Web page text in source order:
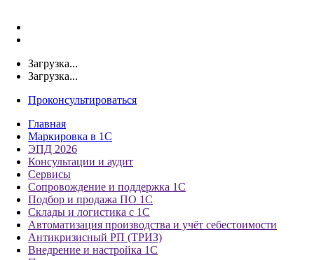
Загрузка...
Загрузка...
Проконсультироваться
Главная
Маркировка в 1С
ЭПД 2026
Консультации и аудит
Сервисы
Сопровождение и поддержка 1С
Подбор и продажа ПО 1С
Склады и логистика с 1С
Автоматизация производства и учёт себестоимости
Антикризисный РП (ТРИЗ)
Внедрение и настройка 1С